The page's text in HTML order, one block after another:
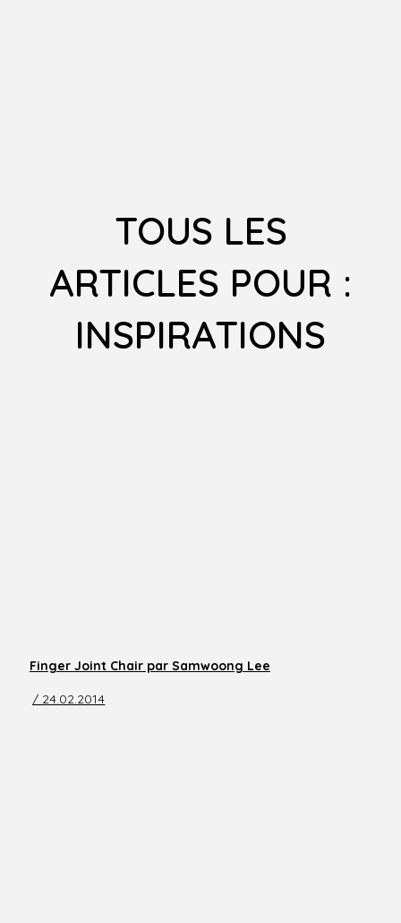
TOUS LES
ARTICLES POUR :
INSPIRATIONS
Finger Joint Chair par Samwoong Lee
/ 24.02.2014